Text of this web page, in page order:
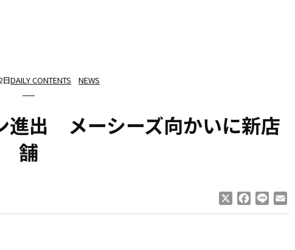
日DAILY CONTENTS NEWS
進出 メーシーズ向かいに新店
舗
Facebook
Line